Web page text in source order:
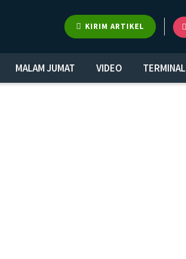
KIRIM ARTIKEL
MALAM JUMAT VIDEO TERMINAL